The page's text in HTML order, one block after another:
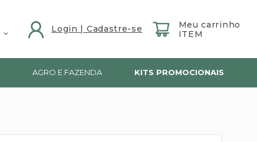
AGRO E FAZENDA KITS PROMOCIONAIS